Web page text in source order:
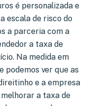
é personalizada e
escala de risco do
a parceria com a
a taxa de
Na medida em
podemos ver que as
e a empresa
a taxa de